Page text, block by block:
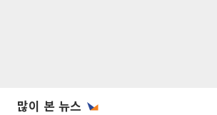
많이 본 뉴스